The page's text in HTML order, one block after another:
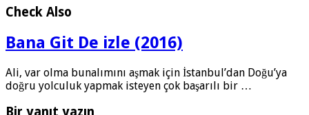
Check Also
Bana Git De izle (2016)
Ali, var olma bunalımını aşmak için İstanbul’dan Doğu’ya
doğru yolculuk yapmak isteyen çok başarılı bir …